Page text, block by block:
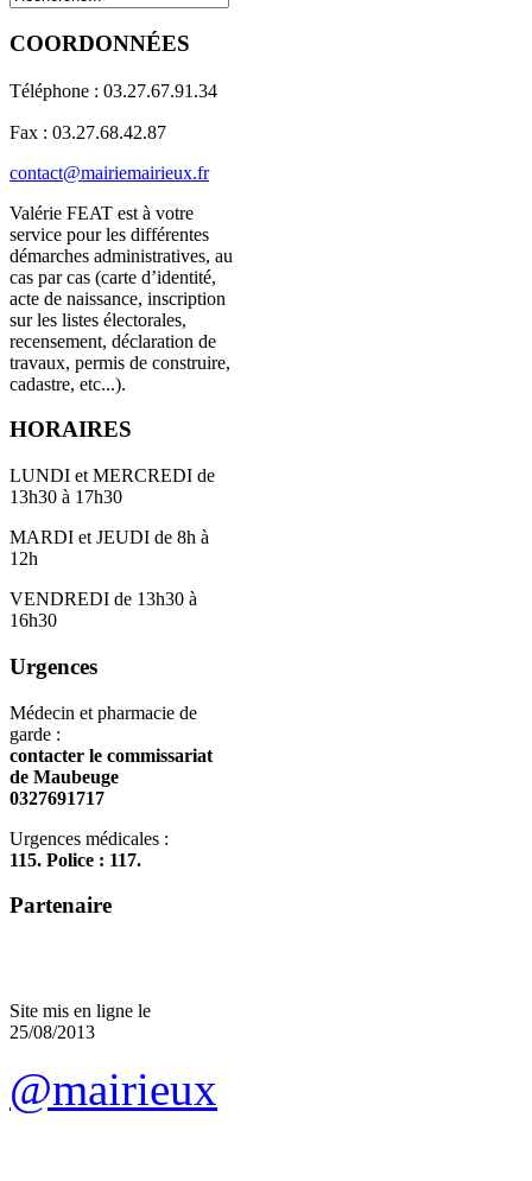
COORDONNÉES
Téléphone : 03.27.67.91.34
Fax : 03.27.68.42.87
contact@mairiemairieux.fr
Valérie FEAT est à votre
service pour les différentes
démarches administratives, au
cas par cas (carte d’identité,
acte de naissance, inscription
sur les listes électorales,
recensement, déclaration de
travaux, permis de construire,
cadastre, etc...).
HORAIRES
LUNDI et MERCREDI de
13h30 à 17h30
MARDI et JEUDI de 8h à
12h
VENDREDI de 13h30 à
16h30
Urgences
Médecin et pharmacie de
garde :
contacter le commissariat
de Maubeuge
0327691717
Urgences médicales :
115. Police : 117.
Partenaire
Site mis en ligne le
25/08/2013
@mairieux